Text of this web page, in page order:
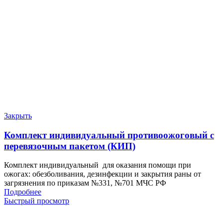
Закрыть
Комплект индивидуальный противоожоговый с
перевязочным пакетом (КИП)
Комплект индивидуальный для оказания помощи при
ожогах: обезболивания, дезинфекции и закрытия раны от
загрязнения по приказам №331, №701 МЧС РФ
Подробнее
Быстрый просмотр